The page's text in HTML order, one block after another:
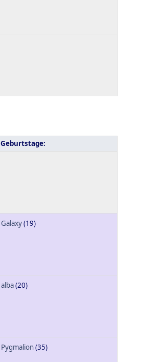
Geburtstage:
Galaxy(19)
alba(20)
Pygmalion(35)